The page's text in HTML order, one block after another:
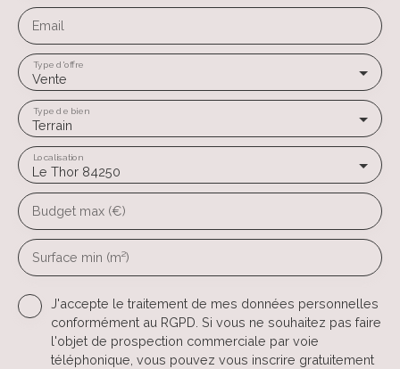
Email
Vente
Type d'offre
Terrain
Type de bien
Le Thor 84250
Localisation
Budget max (€)
Surface min (m²)
J'accepte le traitement de mes données personnelles
conformément au RGPD. Si vous ne souhaitez pas faire
l'objet de prospection commerciale par voie
téléphonique, vous pouvez vous inscrire gratuitement